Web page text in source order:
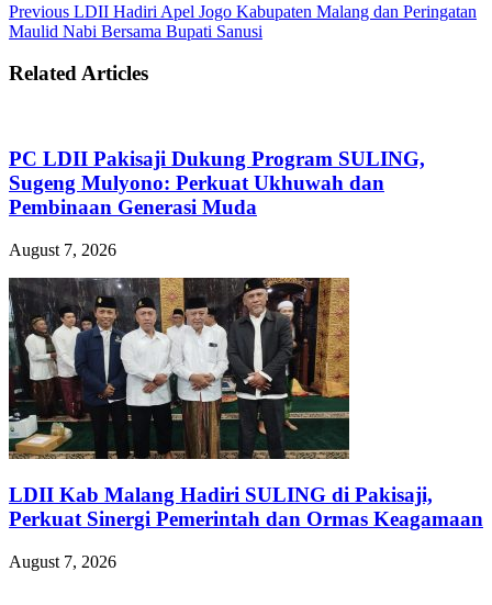
Previous LDII Hadiri Apel Jogo Kabupaten Malang dan Peringatan
Maulid Nabi Bersama Bupati Sanusi
Related Articles
PC LDII Pakisaji Dukung Program SULING,
Sugeng Mulyono: Perkuat Ukhuwah dan
Pembinaan Generasi Muda
August 7, 2026
LDII Kab Malang Hadiri SULING di Pakisaji,
Perkuat Sinergi Pemerintah dan Ormas Keagamaan
August 7, 2026